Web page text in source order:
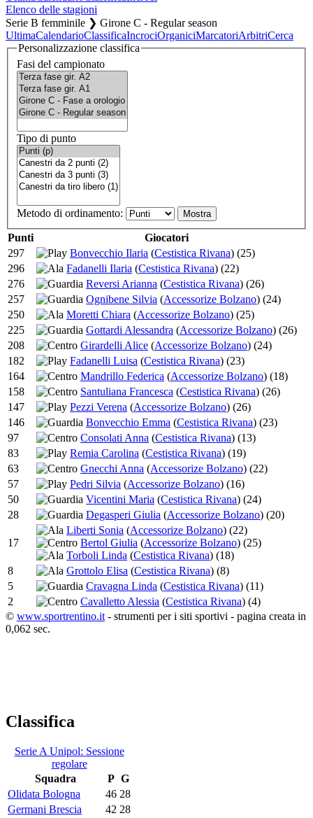
Elenco delle stagioni
Serie B femminile ❯ Girone C - Regular season
UltimaCalendarioClassificaIncrociOrganiciMarcatoriArbitriCerca
Personalizzazione classifica
Fasi del campionato
Tipo di punto
Metodo di ordinamento:
Punti
Giocatori
297
Bonvecchio Ilaria (Cestistica Rivana) (25)
296
Fadanelli Ilaria (Cestistica Rivana) (22)
276
Reversi Arianna (Cestistica Rivana) (26)
257
Ognibene Silvia (Accessorize Bolzano) (24)
250
Moretti Chiara (Accessorize Bolzano) (25)
225
Gottardi Alessandra (Accessorize Bolzano) (26)
208
Girardelli Alice (Accessorize Bolzano) (24)
182
Fadanelli Luisa (Cestistica Rivana) (23)
164
Mandrillo Federica (Accessorize Bolzano) (18)
158
Santuliana Francesca (Cestistica Rivana) (26)
147
Pezzi Verena (Accessorize Bolzano) (26)
146
Bonvecchio Emma (Cestistica Rivana) (23)
97
Consolati Anna (Cestistica Rivana) (13)
83
Remia Carolina (Cestistica Rivana) (19)
63
Gnecchi Anna (Accessorize Bolzano) (22)
57
Pedri Silvia (Accessorize Bolzano) (16)
50
Vicentini Maria (Cestistica Rivana) (24)
28
Degasperi Giulia (Accessorize Bolzano) (20)
17
Liberti Sonia (Accessorize Bolzano) (22)
Bertol Giulia (Accessorize Bolzano) (25)
Torboli Linda (Cestistica Rivana) (18)
8
Grottolo Elisa (Cestistica Rivana) (8)
5
Cravagna Linda (Cestistica Rivana) (11)
2
Cavalletto Alessia (Cestistica Rivana) (4)
© www.sportrentino.it - strumenti per i siti sportivi - pagina creata in
0,062 sec.
Classifica
Serie A Unipol: Sessione
regolare
Squadra
P G
Olidata Bologna
46 28
Germani Brescia
42 28